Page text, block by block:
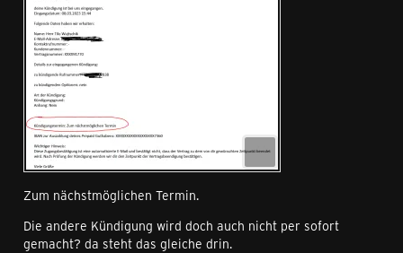
Zum nächstmöglichen Termin.
Die andere Kündigung wird doch auch nicht per sofort
gemacht? da steht das gleiche drin.